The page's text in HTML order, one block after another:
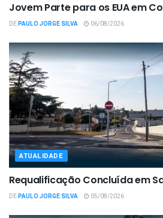
Jovem Parte para os EUA em
DEPAULO JORGE SILVA 06/08/2026
ATUALIDADE
Requalificação Concluída em
DEPAULO JORGE SILVA 05/08/2026